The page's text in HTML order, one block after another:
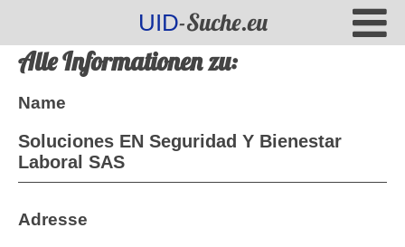
UID-Suche.eu
Alle Informationen zu:
Name
Soluciones EN Seguridad Y Bienestar
Laboral SAS
Adresse